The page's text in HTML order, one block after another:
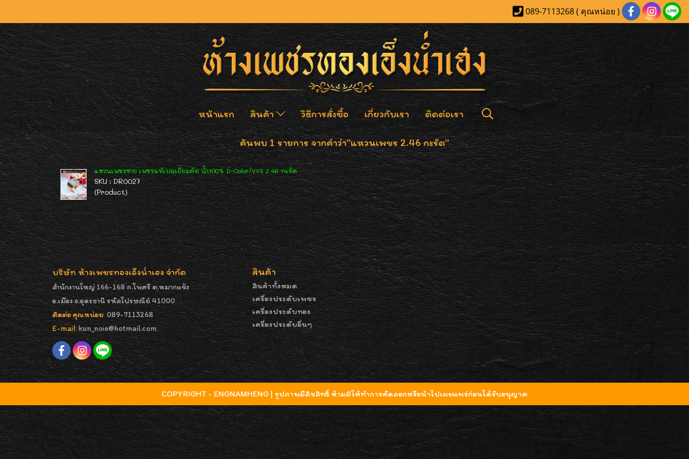
089-7113268 ( คุณหน่อย )
หน้าแรก สินค้า วิธีการสั่งซื้อ เกี่ยวกับเรา ติดต่อเรา
ค้นพบ 1 รายการ จากคำว่า"แหวนเพชร 2.46 กะรัต"
แหวนเพชรชาย เพชรแท้เบลเยี่ยมคัท น้ำ100% D-Color/VVS 2.46 กะรัต
SKU : DR0027
(Product)
บริษัท ห้างเพชรทองเอ็งน่ำเฮง จำกัด
สำนักงานใหญ่ 166-168 ถ.โพศรี ต.หมากแข้ง
อ.เมือง จ.อุดรธานี รหัสไปรษณีย์ 41000
ติดต่อ คุณหน่อย 089-7113268
E-mail:kun_noie@hotmail.com
สินค้า
สินค้าทั้งหมด
เครื่องประดับเพชร
เครื่องประดับทอง
เครื่องประดับอื่นๆ
COPYRIGHT - ENGNAMHENG | รูปภาพมีลิขสิทธิ์ ห้ามมิให้ทำการคัดลอกหรือนำไปเผยแพร่ก่อนได้รับอนุญาต